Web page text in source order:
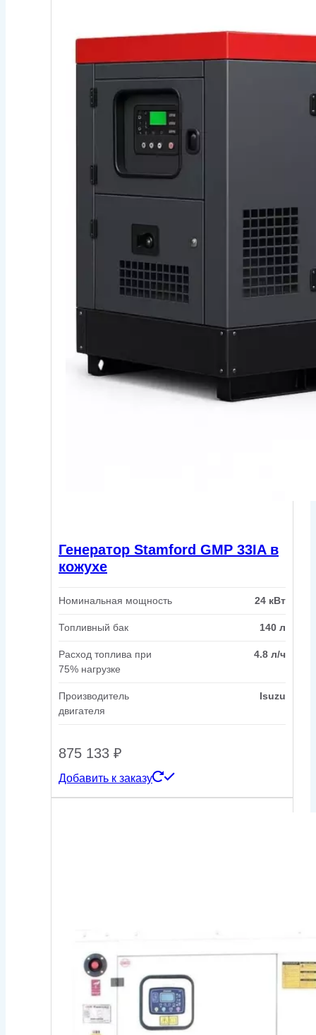
Генератор Stamford GMP 33IA в
кожухе
Номинальная мощность 24 кВт
Топливный бак 140 л
Расход топлива при
75% нагрузке
4.8 л/ч
Производитель
двигателя
Isuzu
875 133 ₽
Добавить к заказу